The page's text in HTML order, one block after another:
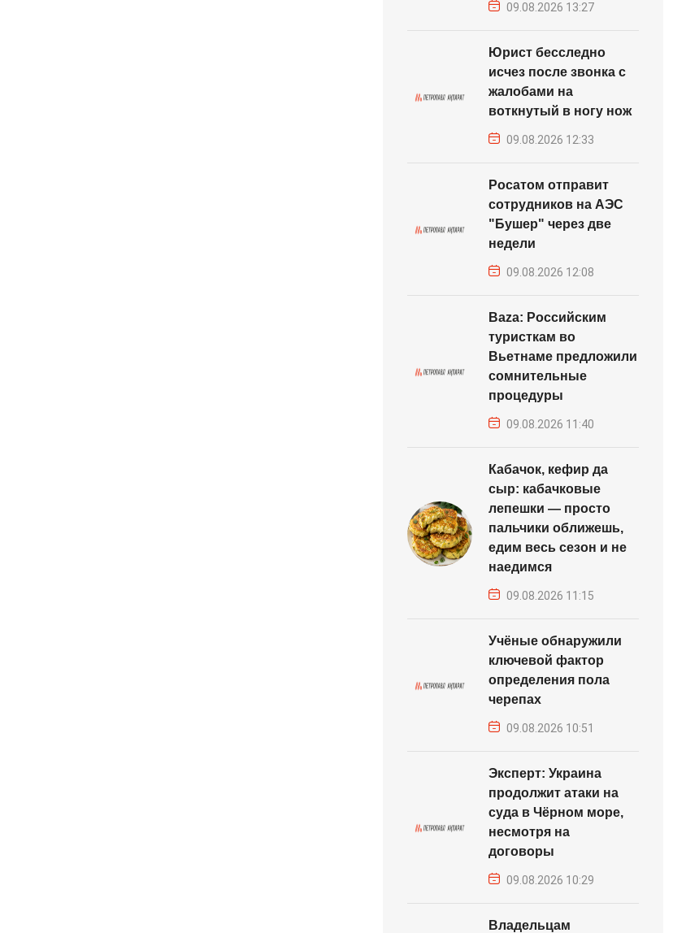
09.08.2026 13:27
Юрист бесследно
исчез после звонка с
жалобами на
воткнутый в ногу нож
09.08.2026 12:33
Росатом отправит
сотрудников на АЭС
"Бушер" через две
недели
09.08.2026 12:08
Baza: Российским
туристкам во
Вьетнаме предложили
сомнительные
процедуры
09.08.2026 11:40
Кабачок, кефир да
сыр: кабачковые
лепешки — просто
пальчики оближешь,
едим весь сезон и не
наедимся
09.08.2026 11:15
Учёные обнаружили
ключевой фактор
определения пола
черепах
09.08.2026 10:51
Эксперт: Украина
продолжит атаки на
суда в Чёрном море,
несмотря на
договоры
09.08.2026 10:29
Владельцам